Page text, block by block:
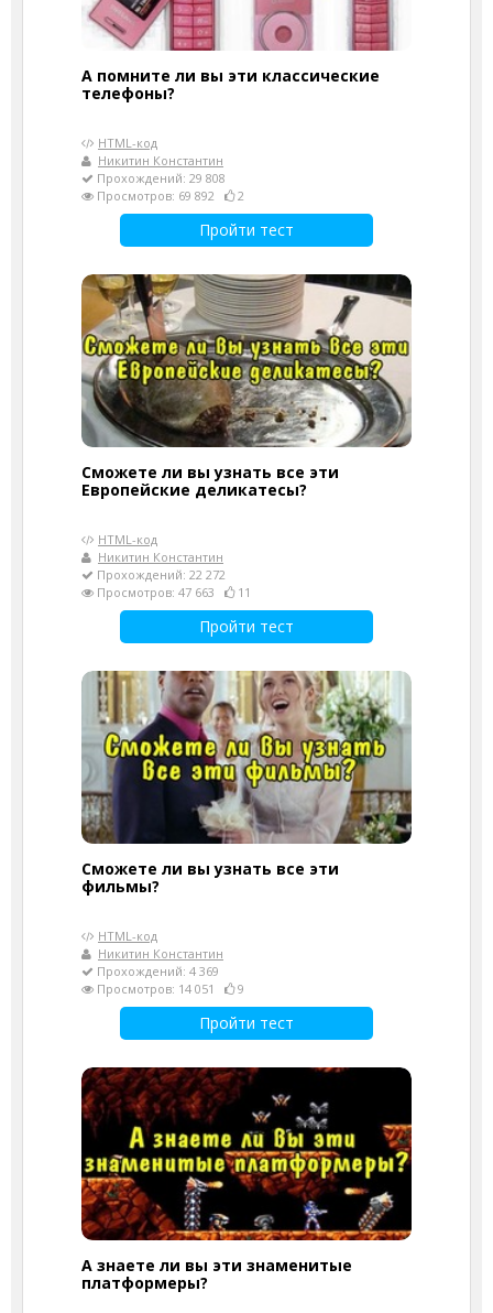
А помните ли вы эти классические
телефоны?
HTML-код
Никитин Константин
Прохождений: 29 808
Просмотров: 69 892
2
Пройти тест
Сможете ли вы узнать все эти
Европейские деликатесы?
HTML-код
Никитин Константин
Прохождений: 22 272
Просмотров: 47 663
11
Пройти тест
Сможете ли вы узнать все эти
фильмы?
HTML-код
Никитин Константин
Прохождений: 4 369
Просмотров: 14 051
9
Пройти тест
А знаете ли вы эти знаменитые
платформеры?